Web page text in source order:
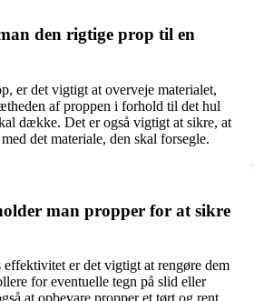
den rigtige prop til en
er det vigtigt at overveje materialet,
af proppen i forhold til det hul
dække. Det er også vigtigt at sikre, at
det materiale, den skal forsegle.
man propper for at sikre
effektivitet er det vigtigt at rengøre dem
for eventuelle tegn på slid eller